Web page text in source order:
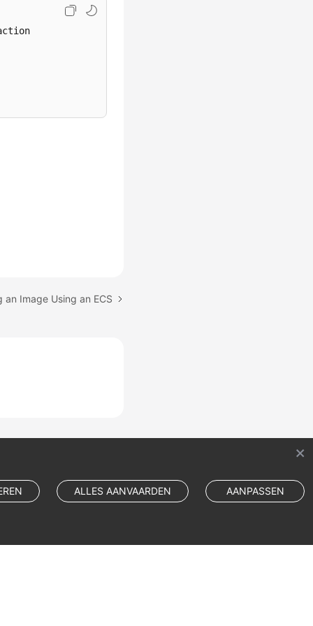
Image Using an ECS
ALLES AANVAARDEN AANPASSEN